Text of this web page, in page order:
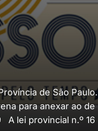
de São Paulo.
para anexar ao de
A lei provincial n.º 16